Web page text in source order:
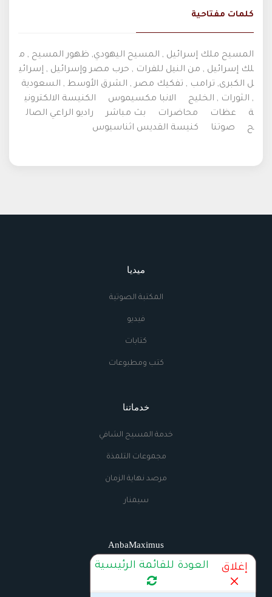
كلمات مفتاحية
المسيح ملك إسرائيل , المسيح اليهودي, ظهور المسيح , م
لك إسرائيل , من النيل للفرات , حرب مصر وإسرائيل , إسرائي
ل الكبرى, ترامب , تفكيك مصر , الشرق الأوسط , السعودية
, الثورات , الخليج
الانبا مكسيموس
الكنيسة الالكتروني
ة
عظات محاضرات بث مباشر
راديو الراعي الصال
ح
صوتنا كنيسة القديس اثناسيوس
ميديا
المكتبة الصوتية
فيديو
كتابات
كتب ومطبوعات
خدماتنا
خدمة المسيح الشافي
مجموعات التلمذة
مرصد نهاية الزمان
سيمنار
AnbaMaximus
اتصل بنا
الراديو
إغلاق العودة للقائمة الرئيسية